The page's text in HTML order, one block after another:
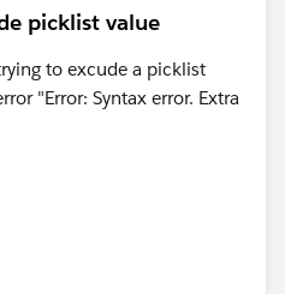
picklist value
to excude a picklist
"Error: Syntax error. Extra